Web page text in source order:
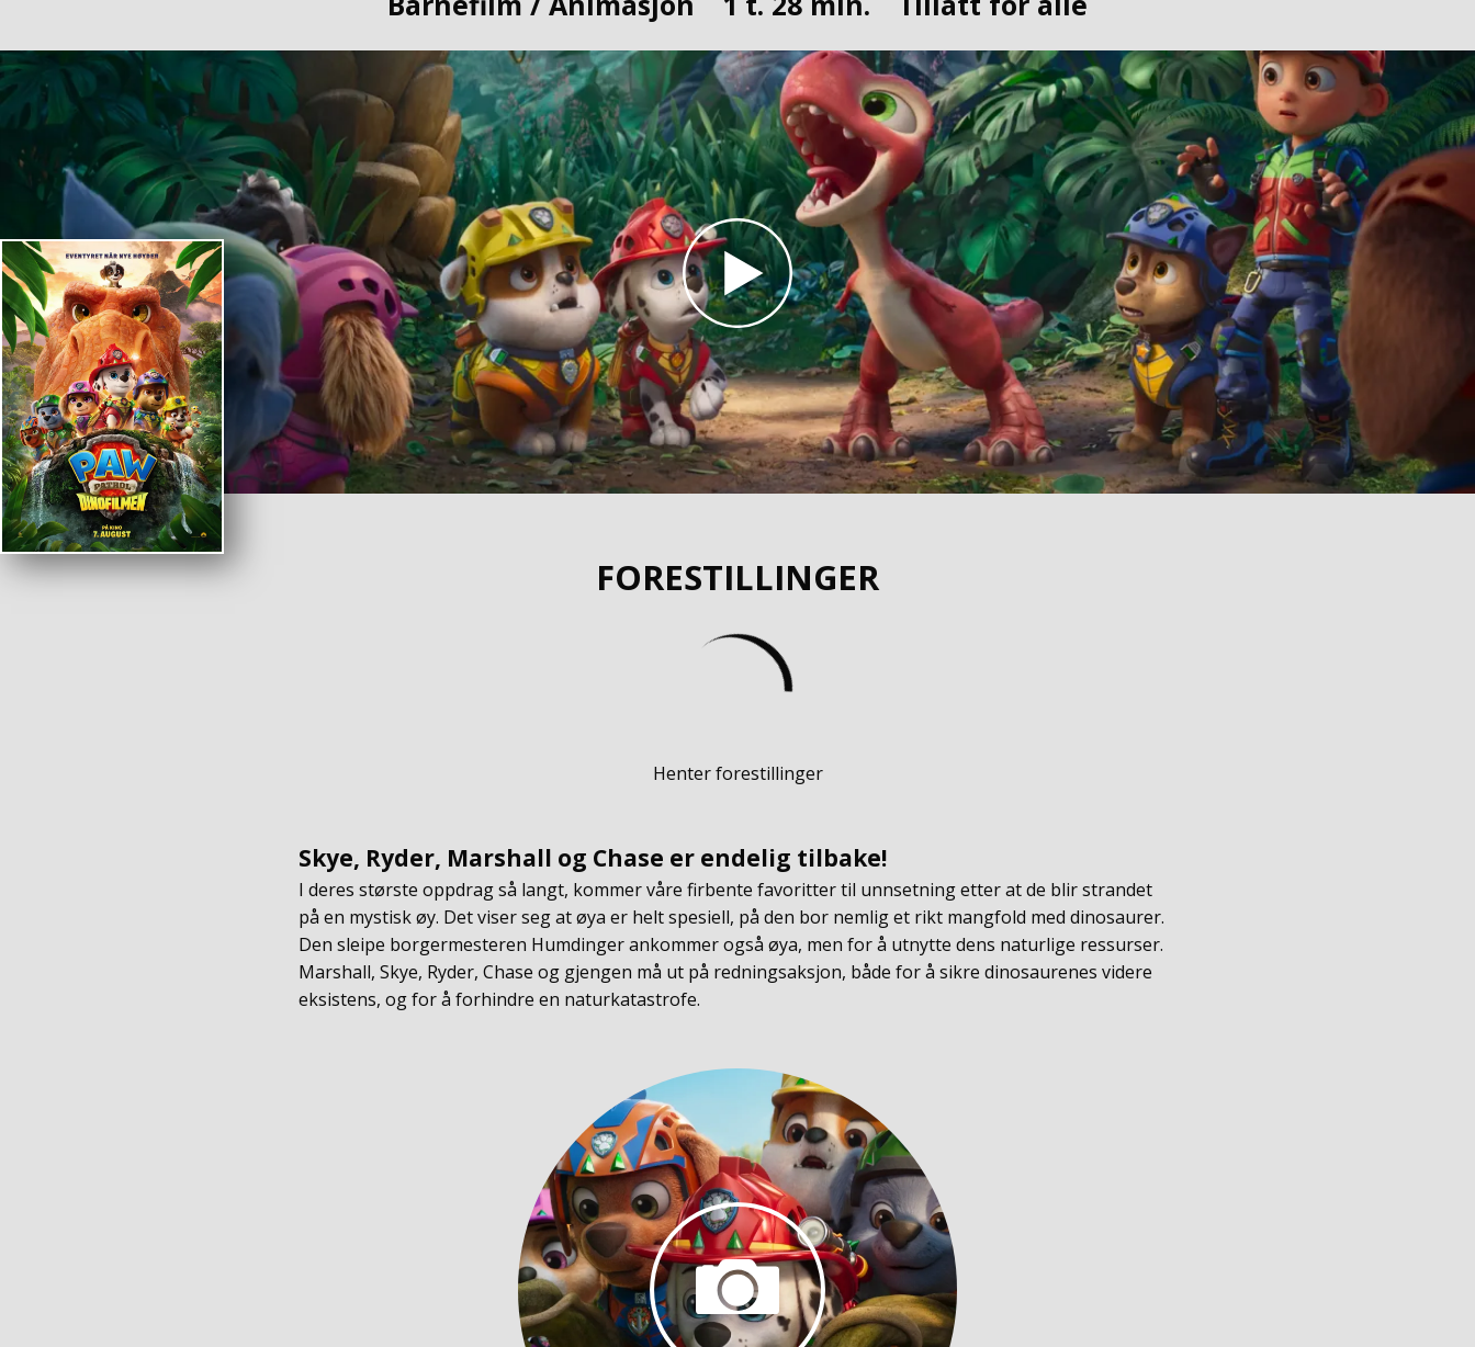
FORESTILLINGER
Henter forestillinger
Skye, Ryder, Marshall og Chase er endelig tilbake!
I deres største oppdrag så langt, kommer våre firbente favoritter til unnsetning etter at de blir strandet
på en mystisk øy. Det viser seg at øya er helt spesiell, på den bor nemlig et rikt mangfold med dinosaurer.
Den sleipe borgermesteren Humdinger ankommer også øya, men for å utnytte dens naturlige ressurser.
Marshall, Skye, Ryder, Chase og gjengen må ut på redningsaksjon, både for å sikre dinosaurenes videre
eksistens, og for å forhindre en naturkatastrofe.